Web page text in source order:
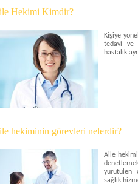
Hekimi Kimdir?
Kişiye
tedavi ve
hastalık
hekiminin görevleri nelerdir?
Aile
yürütülen
sağlık